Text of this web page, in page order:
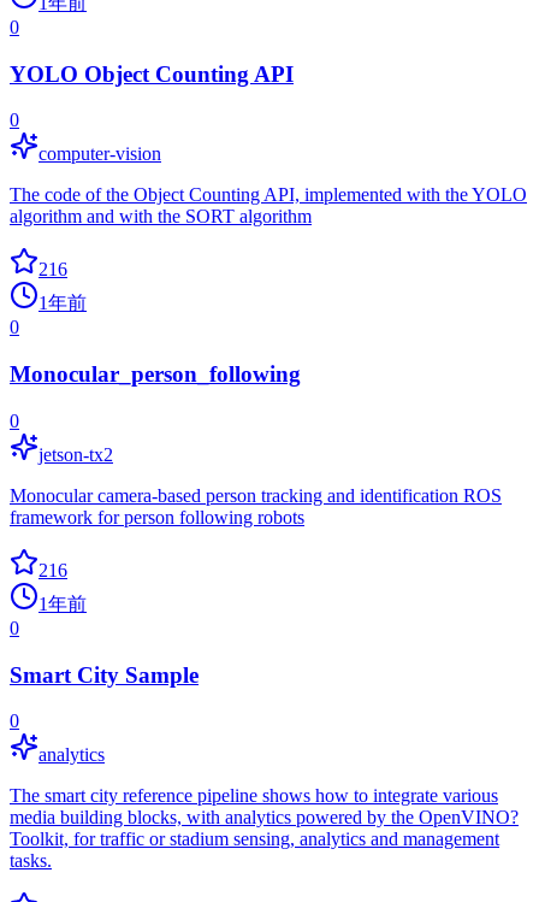
0
YOLO Object Counting API
0
computer-vision
The code of the Object Counting API, implemented with the YOLO
algorithm and with the SORT algorithm
216
1年前
0
Monocular_person_following
0
jetson-tx2
Monocular camera-based person tracking and identification ROS
framework for person following robots
216
1年前
0
Smart City Sample
0
analytics
The smart city reference pipeline shows how to integrate various
media building blocks, with analytics powered by the OpenVINO?
Toolkit, for traffic or stadium sensing, analytics and management
tasks.